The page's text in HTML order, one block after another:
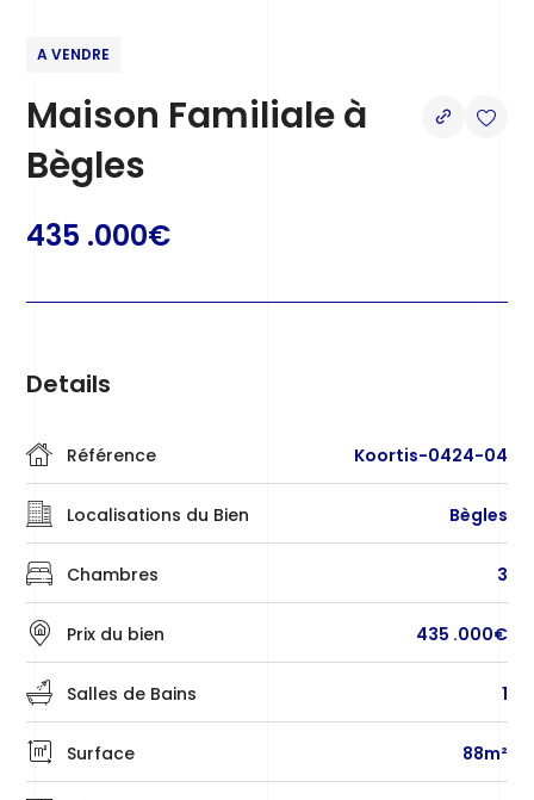
A VENDRE
Maison Familiale à
Bègles
435 .000€
Details
Référence Koortis-0424-04
Localisations du Bien Bègles
Chambres 3
Prix du bien 435 .000€
Salles de Bains 1
Surface 88m²